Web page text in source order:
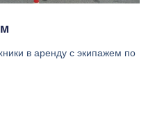
в аренду с экипажем по